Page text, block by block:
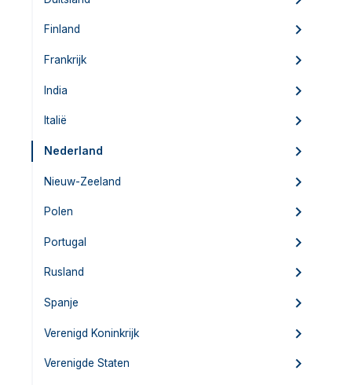
Finland
Frankrijk
India
Italië
Nederland
Nieuw-Zeeland
Polen
Portugal
Rusland
Spanje
Verenigd Koninkrijk
Verenigde Staten